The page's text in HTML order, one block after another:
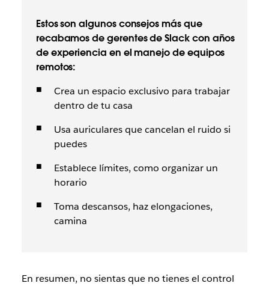
Estos son algunos consejos más que
recabamos de gerentes de Slack con años
de experiencia en el manejo de equipos
remotos:
Crea un espacio exclusivo para trabajar
dentro de tu casa
Usa auriculares que cancelan el ruido si
puedes
Establece límites, como organizar un
horario
Toma descansos, haz elongaciones,
camina
En resumen, no sientas que no tienes el control